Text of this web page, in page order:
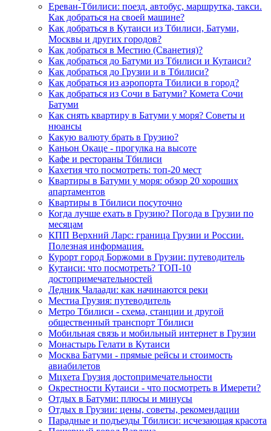
Ереван-Тбилиси: поезд, автобус, маршрутка, такси.
Как добраться на своей машине?
Как добраться в Кутаиси из Тбилиси, Батуми,
Москвы и других городов?
Как добраться в Местию (Сванетия)?
Как добраться до Батуми из Тбилиси и Кутаиси?
Как добраться до Грузии и в Тбилиси?
Как добраться из аэропорта Тбилиси в город?
Как добраться из Сочи в Батуми? Комета Сочи
Батуми
Как снять квартиру в Батуми у моря? Советы и
нюансы
Какую валюту брать в Грузию?
Каньон Окаце - прогулка на высоте
Кафе и рестораны Тбилиси
Кахетия что посмотреть: топ-20 мест
Квартиры в Батуми у моря: обзор 20 хороших
апартаментов
Квартиры в Тбилиси посуточно
Когда лучше ехать в Грузию? Погода в Грузии по
месяцам
КПП Верхний Ларс: граница Грузии и России.
Полезная информация.
Курорт город Боржоми в Грузии: путеводитель
Кутаиси: что посмотреть? ТОП-10
достопримечательностей
Ледник Чалаади: как начинаются реки
Местиа Грузия: путеводитель
Метро Тбилиси - схема, станции и другой
общественный транспорт Тбилиси
Мобильная связь и мобильный интернет в Грузии
Монастырь Гелати в Кутаиси
Москва Батуми - прямые рейсы и стоимость
авиабилетов
Мцхета Грузия достопримечательности
Окрестности Кутаиси - что посмотреть в Имерети?
Отдых в Батуми: плюсы и минусы
Отдых в Грузии: цены, советы, рекомендации
Парадные и подъезды Тбилиси: исчезающая красота